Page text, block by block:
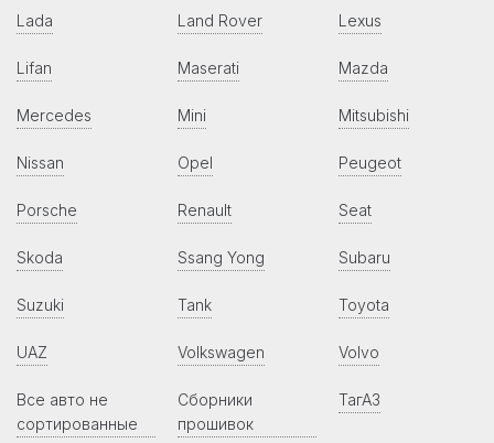
Lada Land Rover Lexus
Lifan Maserati Mazda
Mercedes Mini Mitsubishi
Nissan Opel Peugeot
Porsche Renault Seat
Skoda Ssang Yong Subaru
Suzuki Tank Toyota
UAZ Volkswagen Volvo
Все авто не
сортированные
Сборники
прошивок
ТагАЗ